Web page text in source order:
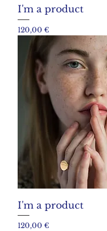
I'm a product
Prix
120,00 €
I'm a product
Prix
120,00 €